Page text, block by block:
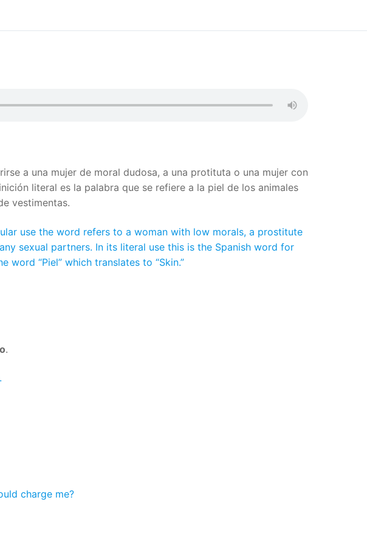
a una mujer de moral dudosa, a una protituta o una mujer con
literal es la palabra que se refiere a la piel de los animales
vestimentas.
use the word refers to a woman with low morals, a prostitute
sexual partners. In its literal use this is the Spanish word for
word “Piel” which translates to “Skin.”
.
.
charge me?